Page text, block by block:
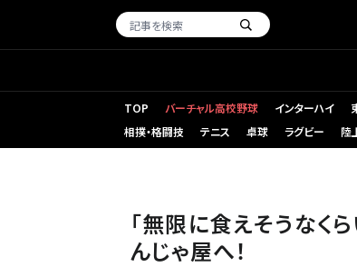
TOP バーチャル高校野球 インターハイ
相撲・格闘技
テニス 卓球 ラグビー 陸
「無限に食えそうなく
んじゃ屋へ！